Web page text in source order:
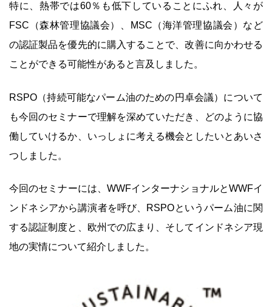
特に、熱帯では60％も低下していることにふれ、人々が
FSC（森林管理協議会）、MSC（海洋管理協議会）など
の認証製品を優先的に購入することで、改善に向かわせる
ことができる可能性があると言及しました。
RSPO（持続可能なパーム油のための円卓会議）について
も今回のセミナーで理解を深めていただき、どのように協
働していけるか、いっしょに考える機会としたいとあいさ
つしました。
今回のセミナーには、WWFインターナショナルとWWFイ
ンドネシアから講演者を呼び、RSPOというパーム油に関
する認証制度と、欧州での広まり、そしてインドネシア現
地の実情について紹介しました。